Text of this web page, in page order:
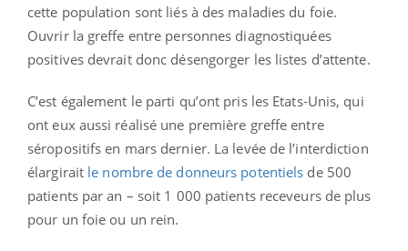
cette population sont liés à des maladies du foie.
Ouvrir la greffe entre personnes diagnostiquées
positives devrait donc désengorger les listes d’attente.
C’est également le parti qu’ont pris les Etats-Unis, qui
ont eux aussi réalisé une première greffe entre
séropositifs en mars dernier. La levée de l’interdiction
élargirait le nombre de donneurs potentiels de 500
patients par an – soit 1 000 patients receveurs de plus
pour un foie ou un rein.